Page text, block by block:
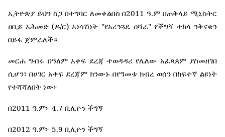
ኢትዮጵያ ይህን ስጋ በተግባር ለመቀልበስ በ2011 ዓ.ም በጠቅላይ ሚኒስትር
ዐቢይ አሕመድ (ዶ/ር)አነሳሽነት "የአረንጓዴ ዐሻራ" የችግኝ ተከላ ንቅናቄን
በይፋ ጀምራለች።
መርሐ ግብሩ በዓለም አቀፍ ደረጃ ተወዳዳሪ የሌለው አፈጻጸም ያስመዘገበ
ሲሆን፣ በሀገር አቀፍ ደረጃም ክንውኑ በየዓመቱ ክብረ ወሰን በከፍተኛ ልዩነት
የተሻሻለበት ነው፦
በ2011 ዓ.ም፦ 4.7 ቢሊዮን ችግኝ
በ2012 ዓ.ም፦ 5.9 ቢሊዮን ችግኝ